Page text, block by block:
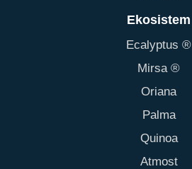
Ekosistem
Ecalyptus ®
Mirsa ®
Oriana
Palma
Quinoa
Atmost